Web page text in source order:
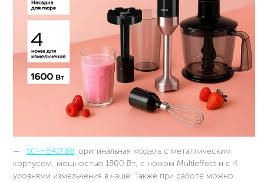
SC-HB42F88: оригинальная модель с металлическим
корпусом, мощностью 1800 Вт, с ножом Multieffect и с 4
уровнями измельчения в чаше. Также при работе можно